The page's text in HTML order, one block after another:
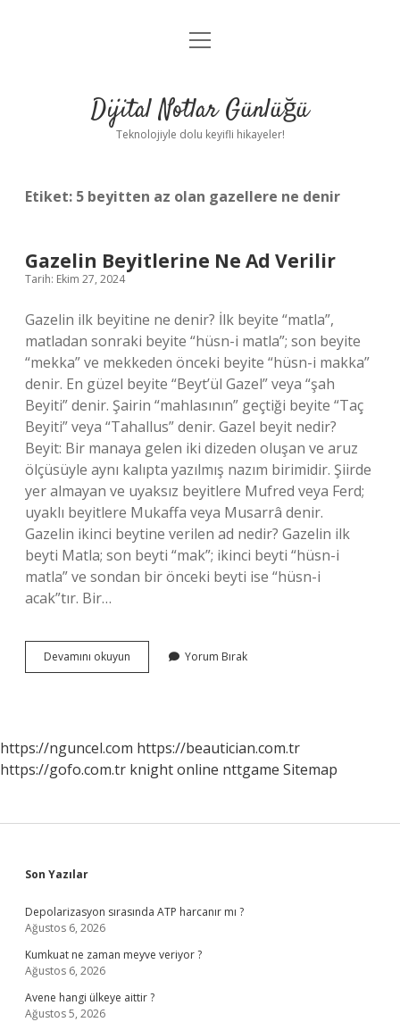
Anasayfa
Yasal Uyarı
menüyü
Dijital Notlar Günlüğü
Teknolojiyle dolu keyifli hikayeler!
Etiket: 5 beyitten az olan gazellere ne denir
Gazelin Beyitlerine Ne Ad Verilir
Tarih: Ekim 27, 2024
Gazelin ilk beyitine ne denir? İlk beyite “matla”,
matladan sonraki beyite “hüsn-i matla”; son beyite
“mekka” ve mekkeden önceki beyite “hüsn-i makka”
denir. En güzel beyite “Beyt’ül Gazel” veya “şah
Beyiti” denir. Şairin “mahlasının” geçtiği beyite “Taç
Beyiti” veya “Tahallus” denir. Gazel beyit nedir?
Beyit: Bir manaya gelen iki dizeden oluşan ve aruz
ölçüsüyle aynı kalıpta yazılmış nazım birimidir. Şiirde
yer almayan ve uyaksız beyitlere Mufred veya Ferd;
uyaklı beyitlere Mukaffa veya Musarrâ denir.
Gazelin ikinci beytine verilen ad nedir? Gazelin ilk
beyti Matla; son beyti “mak”; ikinci beyti “hüsn-i
matla” ve sondan bir önceki beyti ise “hüsn-i
acak”tır. Bir…
Devamını okuyun
Beyitlerine
Yorum Bırak
https://nguncel.com https://beautician.com.tr
https://gofo.com.tr knight online nttgame Sitemap
Sidebar
Son Yazılar
Depolarizasyon sırasında ATP harcanır mı ?
Ağustos 6, 2026
Kumkuat ne zaman meyve veriyor ?
Ağustos 6, 2026
Avene hangi ülkeye aittir ?
Ağustos 5, 2026